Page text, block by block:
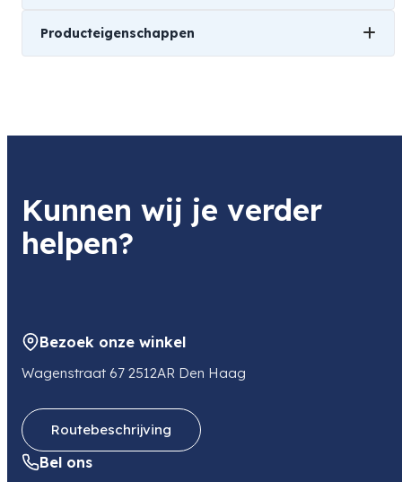
Gewicht
Producteigenschappen
t/m 500 mm
Pentax
Manufacturer
Pentax
Soort
Objectief
Kunnen wij je verder
helpen?
Bezoek onze winkel
Wagenstraat 67 2512AR Den Haag
Routebeschrijving
Bel ons